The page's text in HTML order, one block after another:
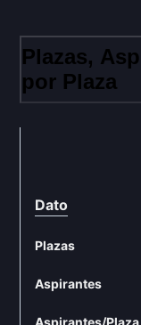
Plazas,
por Plaza
Dato
Plazas
Aspirantes
Aspirantes/Plaza